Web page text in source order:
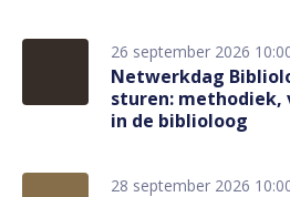
26 september 2026
Netwerkdag
sturen:
in de biblioloog
28 september 2026